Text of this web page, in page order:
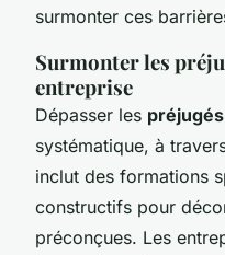
surmonter ces
Surmonter les
entreprise
Dépasser les préjugés
systématique, à
inclut des formations
constructifs pour
préconçues. Les